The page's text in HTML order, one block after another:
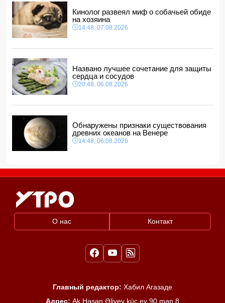
12:40, 07.08.2026
Кинолог развеял миф о собачьей обиде
на хозяина
14:48, 07.08.2026
Названо лучшее сочетание для защиты
сердца и сосудов
20:48, 06.08.2026
Обнаружены признаки существования
древних океанов на Венере
14:48, 06.08.2026
О нас Контакт
Главный редактор: Хабил Агазаде
Адрес: Ak.Həsən Əliyev küç ev 90 mən 8